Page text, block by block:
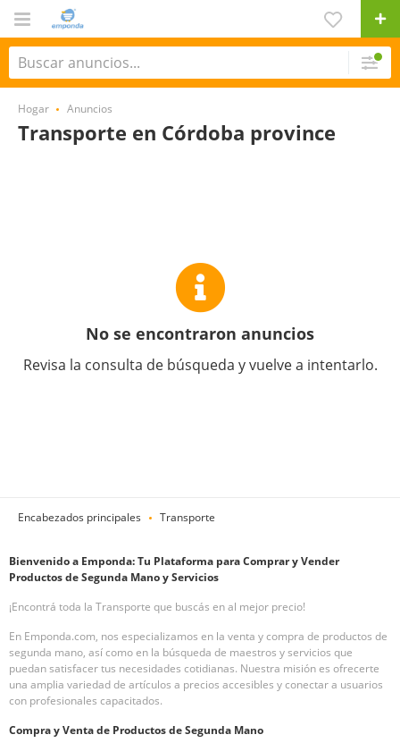
Hogar Anuncios
Transporte en Córdoba province
No se encontraron anuncios
Revisa la consulta de búsqueda y vuelve a intentarlo.
Encabezados principales Transporte
Bienvenido a Emponda: Tu Plataforma para Comprar y Vender
Productos de Segunda Mano y Servicios
¡Encontrá toda la Transporte que buscás en al mejor precio!
En Emponda.com, nos especializamos en la venta y compra de productos de
segunda mano, así como en la búsqueda de maestros y servicios que
puedan satisfacer tus necesidades cotidianas. Nuestra misión es ofrecerte
una amplia variedad de artículos a precios accesibles y conectar a usuarios
con profesionales capacitados.
Compra y Venta de Productos de Segunda Mano